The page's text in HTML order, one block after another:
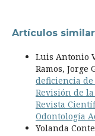
Artículos
Luis Antonio
Ramos, Jorge
deficiencia
Revisión de
Revista
Odontología
Yolanda